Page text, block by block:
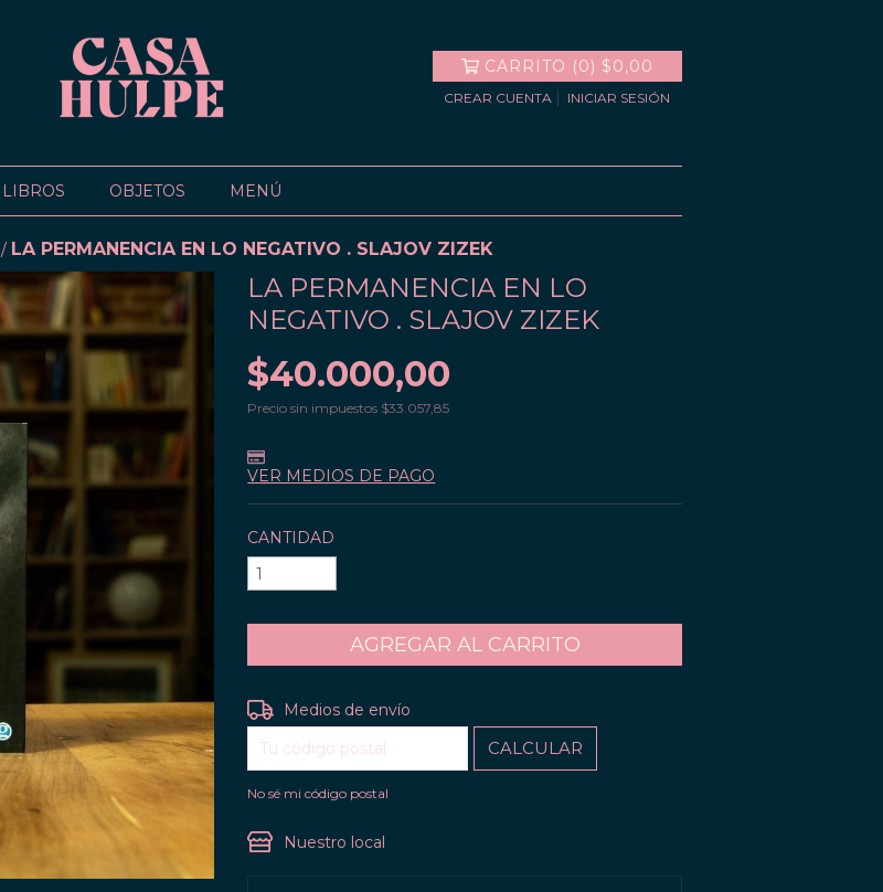
CARRITO (0) $0,00
CREAR CUENTA INICIAR SESIÓN
LIBROS OBJETOS MENÚ
/ LA PERMANENCIA EN LO NEGATIVO . SLAJOV ZIZEK
LA PERMANENCIA EN LO
NEGATIVO . SLAJOV ZIZEK
$40.000,00
Precio sin impuestos $33.057,85
VER MEDIOS DE PAGO
CANTIDAD
Entregas para el CP:
Medios de envío
CALCULAR
No sé mi código postal
Nuestro local